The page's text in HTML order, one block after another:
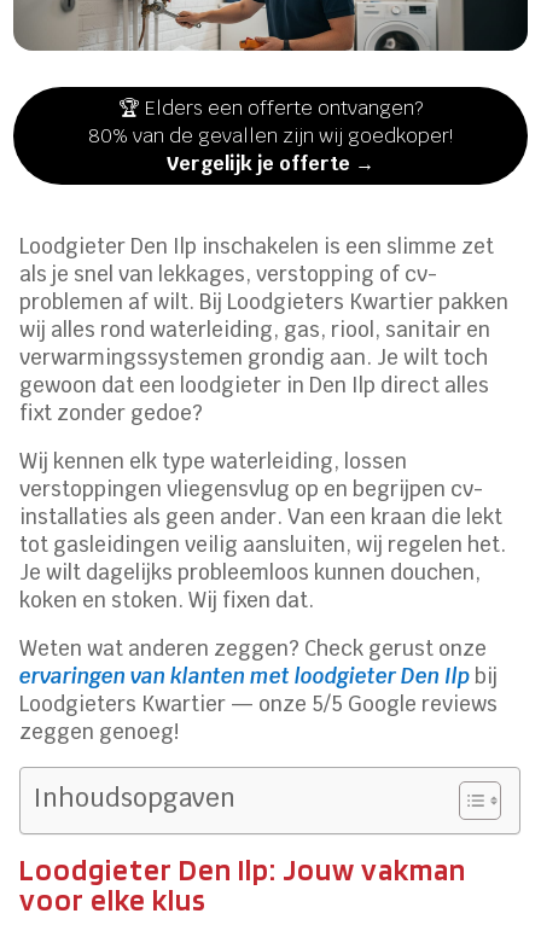
🏆 Elders een offerte ontvangen?
80% van de gevallen zijn wij goedkoper!
Vergelijk je offerte →
Loodgieter Den Ilp inschakelen is een slimme zet
als je snel van lekkages, verstopping of cv-
problemen af wilt. Bij Loodgieters Kwartier pakken
wij alles rond waterleiding, gas, riool, sanitair en
verwarmingssystemen grondig aan. Je wilt toch
gewoon dat een loodgieter in Den Ilp direct alles
fixt zonder gedoe?
Wij kennen elk type waterleiding, lossen
verstoppingen vliegensvlug op en begrijpen cv-
installaties als geen ander. Van een kraan die lekt
tot gasleidingen veilig aansluiten, wij regelen het.
Je wilt dagelijks probleemloos kunnen douchen,
koken en stoken. Wij fixen dat.
Weten wat anderen zeggen? Check gerust onze
ervaringen van klanten met loodgieter Den Ilpbij
Loodgieters Kwartier — onze 5/5 Google reviews
zeggen genoeg!
Inhoudsopgaven
Loodgieter Den Ilp: Jouw vakman
voor elke klus